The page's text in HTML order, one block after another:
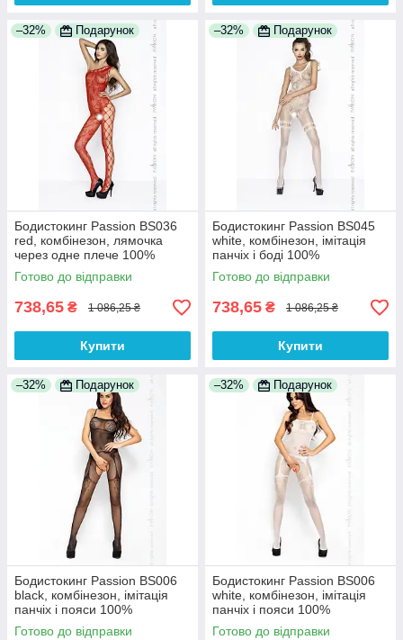
–32% Подарунок
Бодистокинг Passion BS036
red, комбінезон, лямочка
через одне плече 100%
Анонімності
Готово до відправки
738,65 ₴ 1 086,25 ₴
Купити
–32% Подарунок
Бодистокинг Passion BS045
white, комбінезон, імітація
панчіх і боді 100%
Анонімності
Готово до відправки
738,65 ₴ 1 086,25 ₴
Купити
–32% Подарунок
Бодистокинг Passion BS006
black, комбінезон, імітація
панчіх і пояси 100%
Анонімності
Готово до відправки
–32% Подарунок
Бодистокинг Passion BS006
white, комбінезон, імітація
панчіх і пояси 100%
Анонімності
Готово до відправки